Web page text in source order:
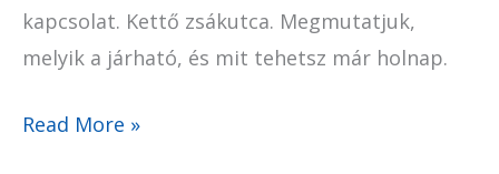
kapcsolat. Kettő zsákutca. Megmutatjuk,
melyik a járható, és mit tehetsz már holnap.
Read More »